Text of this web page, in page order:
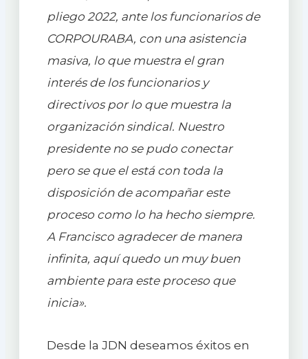
pliego 2022, ante los funcionarios de
CORPOURABA, con una asistencia
masiva, lo que muestra el gran
interés de los funcionarios y
directivos por lo que muestra la
organización sindical. Nuestro
presidente no se pudo conectar
pero se que el está con toda la
disposición de acompañar este
proceso como lo ha hecho siempre.
A Francisco agradecer de manera
infinita, aquí quedo un muy buen
ambiente para este proceso que
inicia».
Desde la JDN deseamos éxitos en